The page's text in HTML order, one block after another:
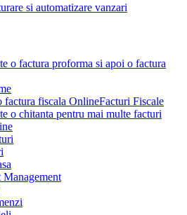
si automatizare vanzari
Facturi Fiscale
Management